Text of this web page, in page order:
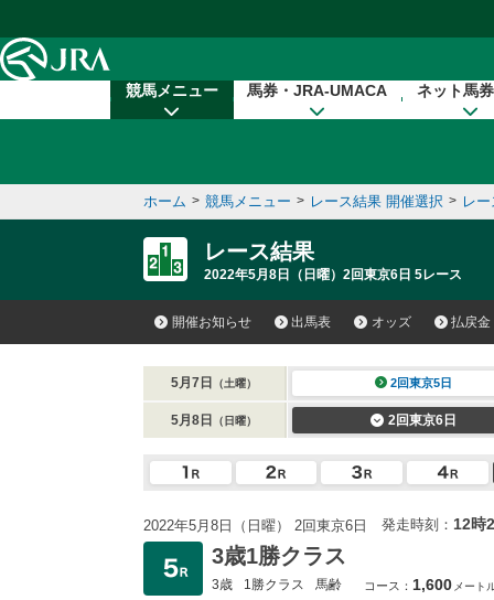
競馬メニュー 馬券・JRA-UMACA ネット馬
ホーム > 競馬メニュー > レース結果 開催選択 > レ
レース結果
2022年5月8日（日曜）2回東京6日 5レース
開催お知らせ 出馬表 オッズ 払戻金
5月7日 （土曜） 2回東京5日
5月8日 （日曜） 2回東京6日
2022年5月8日（日曜） 2回東京6日 発走時刻： 12時
3歳1勝クラス
3歳 1勝クラス 馬齢 コース： 1,600 メート